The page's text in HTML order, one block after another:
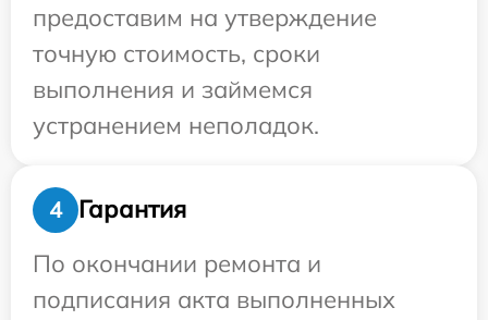
предоставим на утверждение
точную стоимость, сроки
выполнения и займемся
устранением неполадок.
4
Гарантия
По окончании ремонта и
подписания акта выполненных